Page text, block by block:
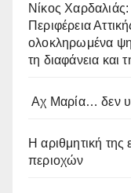
Νίκος
Περιφέρεια
ολοκληρωμένα
τη διαφάνεια και
Αχ Μαρία… δεν
Η αριθμητική
περιοχών